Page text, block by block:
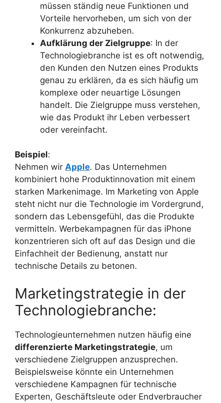
müssen ständig neue Funktionen und
Vorteile hervorheben, um sich von der
Konkurrenz abzuheben.
Aufklärung der Zielgruppe: In der
Technologiebranche ist es oft notwendig,
den Kunden den Nutzen eines Produkts
genau zu erklären, da es sich häufig um
komplexe oder neuartige Lösungen
handelt. Die Zielgruppe muss verstehen,
wie das Produkt ihr Leben verbessert
oder vereinfacht.
Beispiel:
Nehmen wir Apple. Das Unternehmen
kombiniert hohe Produktinnovation mit einem
starken Markenimage. Im Marketing von Apple
steht nicht nur die Technologie im Vordergrund,
sondern das Lebensgefühl, das die Produkte
vermitteln. Werbekampagnen für das iPhone
konzentrieren sich oft auf das Design und die
Einfachheit der Bedienung, anstatt nur
technische Details zu betonen.
Marketingstrategie in der
Technologiebranche:
Technologieunternehmen nutzen häufig eine
differenzierte Marketingstrategie, um
verschiedene Zielgruppen anzusprechen.
Beispielsweise könnte ein Unternehmen
verschiedene Kampagnen für technische
Experten, Geschäftsleute oder Endverbraucher